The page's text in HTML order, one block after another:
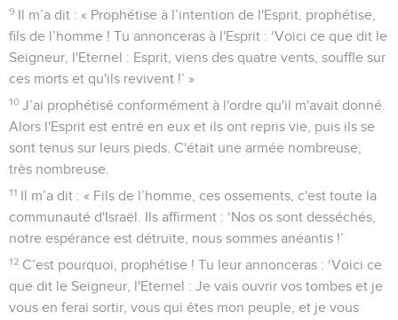
9 Il m’a dit : « Prophétise à l’intention de l'Esprit, prophétise,
fils de l’homme ! Tu annonceras à l'Esprit : ‘Voici ce que dit le
Seigneur, l'Eternel : Esprit, viens des quatre vents, souffle sur
ces morts et qu'ils revivent !’ »
10 J’ai prophétisé conformément à l'ordre qu'il m'avait donné.
Alors l'Esprit est entré en eux et ils ont repris vie, puis ils se
sont tenus sur leurs pieds. C'était une armée nombreuse,
très nombreuse.
11 Il m’a dit : « Fils de l’homme, ces ossements, c'est toute la
communauté d'Israël. Ils affirment : ‘Nos os sont desséchés,
notre espérance est détruite, nous sommes anéantis !’
12 C’est pourquoi, prophétise ! Tu leur annonceras : ‘Voici ce
que dit le Seigneur, l'Eternel : Je vais ouvrir vos tombes et je
vous en ferai sortir, vous qui êtes mon peuple, et je vous